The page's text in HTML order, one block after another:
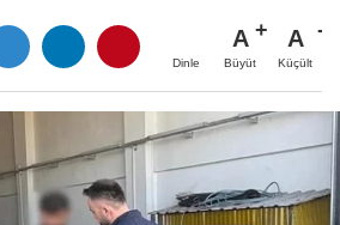
Dinle
A
Büyüt
A
Küçült